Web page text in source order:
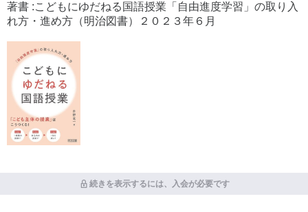
著書 :こどもにゆだねる国語授業「自由進度学習」の取り入
れ方・進め方（明治図書）２０２３年６月
続きを表示するには、入会が必要です